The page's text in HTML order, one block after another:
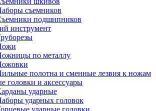
съемников
подшипников
инструмент
по металлу
полотна и сменные лезвия к ножам
головки и аксессуары
ударные
ударных головок
ударные головки